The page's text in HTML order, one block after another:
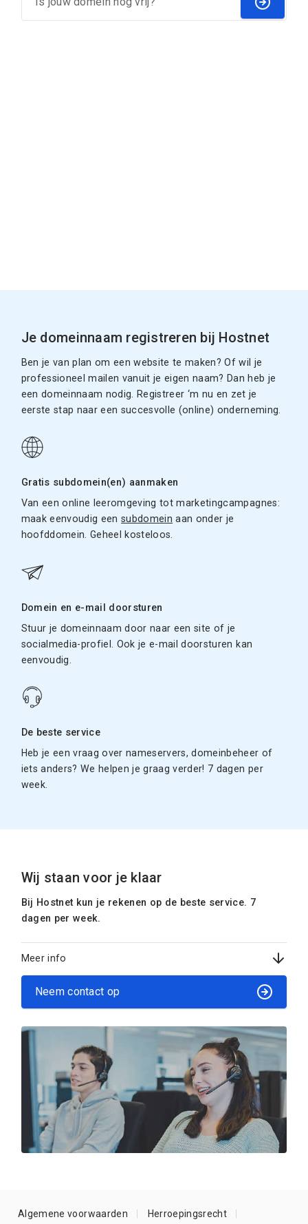
Je domeinnaam registreren bij Hostnet
Ben je van plan om een website te maken? Of wil je
professioneel mailen vanuit je eigen naam? Dan heb je
een domeinnaam nodig. Registreer ‘m nu en zet je
eerste stap naar een succesvolle (online) onderneming.
Gratis subdomein(en) aanmaken
Van een online leeromgeving tot marketingcampagnes:
maak eenvoudig eensubdomein aan onder je
hoofddomein. Geheel kosteloos.
Domein en e-mail doorsturen
Stuur je domeinnaam door naar een site of je
socialmedia-profiel. Ook je e-mail doorsturen kan
eenvoudig.
De beste service
Heb je een vraag over nameservers, domeinbeheer of
iets anders? We helpen je graag verder! 7 dagen per
week.
Wij staan voor je klaar
Bij Hostnet kun je rekenen op de beste service. 7
dagen per week.
Meer info
Neem contact op
Algemene voorwaarden Herroepingsrecht